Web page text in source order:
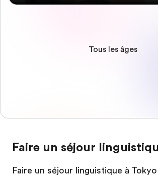
Tous les âges
Faire un séjour
Faire un séjour linguistique à